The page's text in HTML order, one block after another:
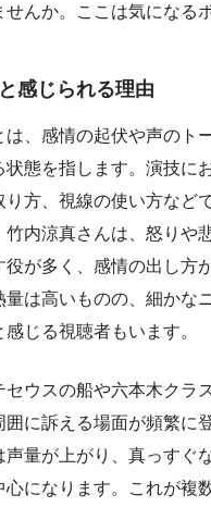
せんか。ここは気になる
感じられる理由
は、感情の起伏や声のト
状態を指します。演技に
り方、視線の使い方など
竹内涼真さんは、怒りや
役が多く、感情の出し方
量は高いものの、細かな
感じる視聴者もいます。
セウスの船や六本木クラ
囲に訴える場面が頻繁に
声量が上がり、真っすぐ
心になります。これが複